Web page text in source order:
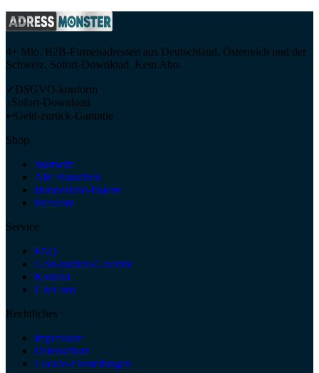
4+ Mio. B2B-Firmenadressen aus Deutschland, Österreich und der
Schweiz. Sofort-Download. Kein Abo.
✓ DSGVO-konform
↓Sofort-Download
↩Geld-zurück-Garantie
Shop
Startseite
Alle Branchen
Bundesland-Pakete
Preisliste
Service
FAQ
Geld-zurück-Garantie
Kontakt
Über uns
Rechtliches
Impressum
Datenschutz
Cookie-Einstellungen